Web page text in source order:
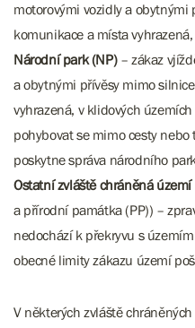
motorovými vozidly a
komunikace a místa vyhrazená,
Národní park (NP)– zákaz
a obytnými přívěsy mimo
vyhrazená, v klidových
pohybovat se mimo cesty
poskytne správa národního
Ostatní zvláště chráněná území
a přírodní památka (PP)) –
nedochází k překryvu s
obecné limity zákazu území
V některých zvláště